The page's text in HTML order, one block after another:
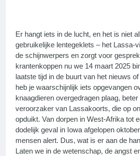
Er hangt iets in de lucht, en het is niet
gebruikelijke lentegeklets – het Lassa-
de schijnwerpers en zorgt voor
krantenkoppen nu we 14 maart 2025
laatste tijd in de buurt van het nieuws
heb je waarschijnlijk iets opgevangen
knaagdieren overgedragen plaag,
veroorzaker van Lassakoorts, die op
opduikt. Van dorpen in West-Afrika tot
dodelijk geval in Iowa afgelopen
mensen alert. Dus, wat is er aan de
Laten we in de wetenschap, de angst